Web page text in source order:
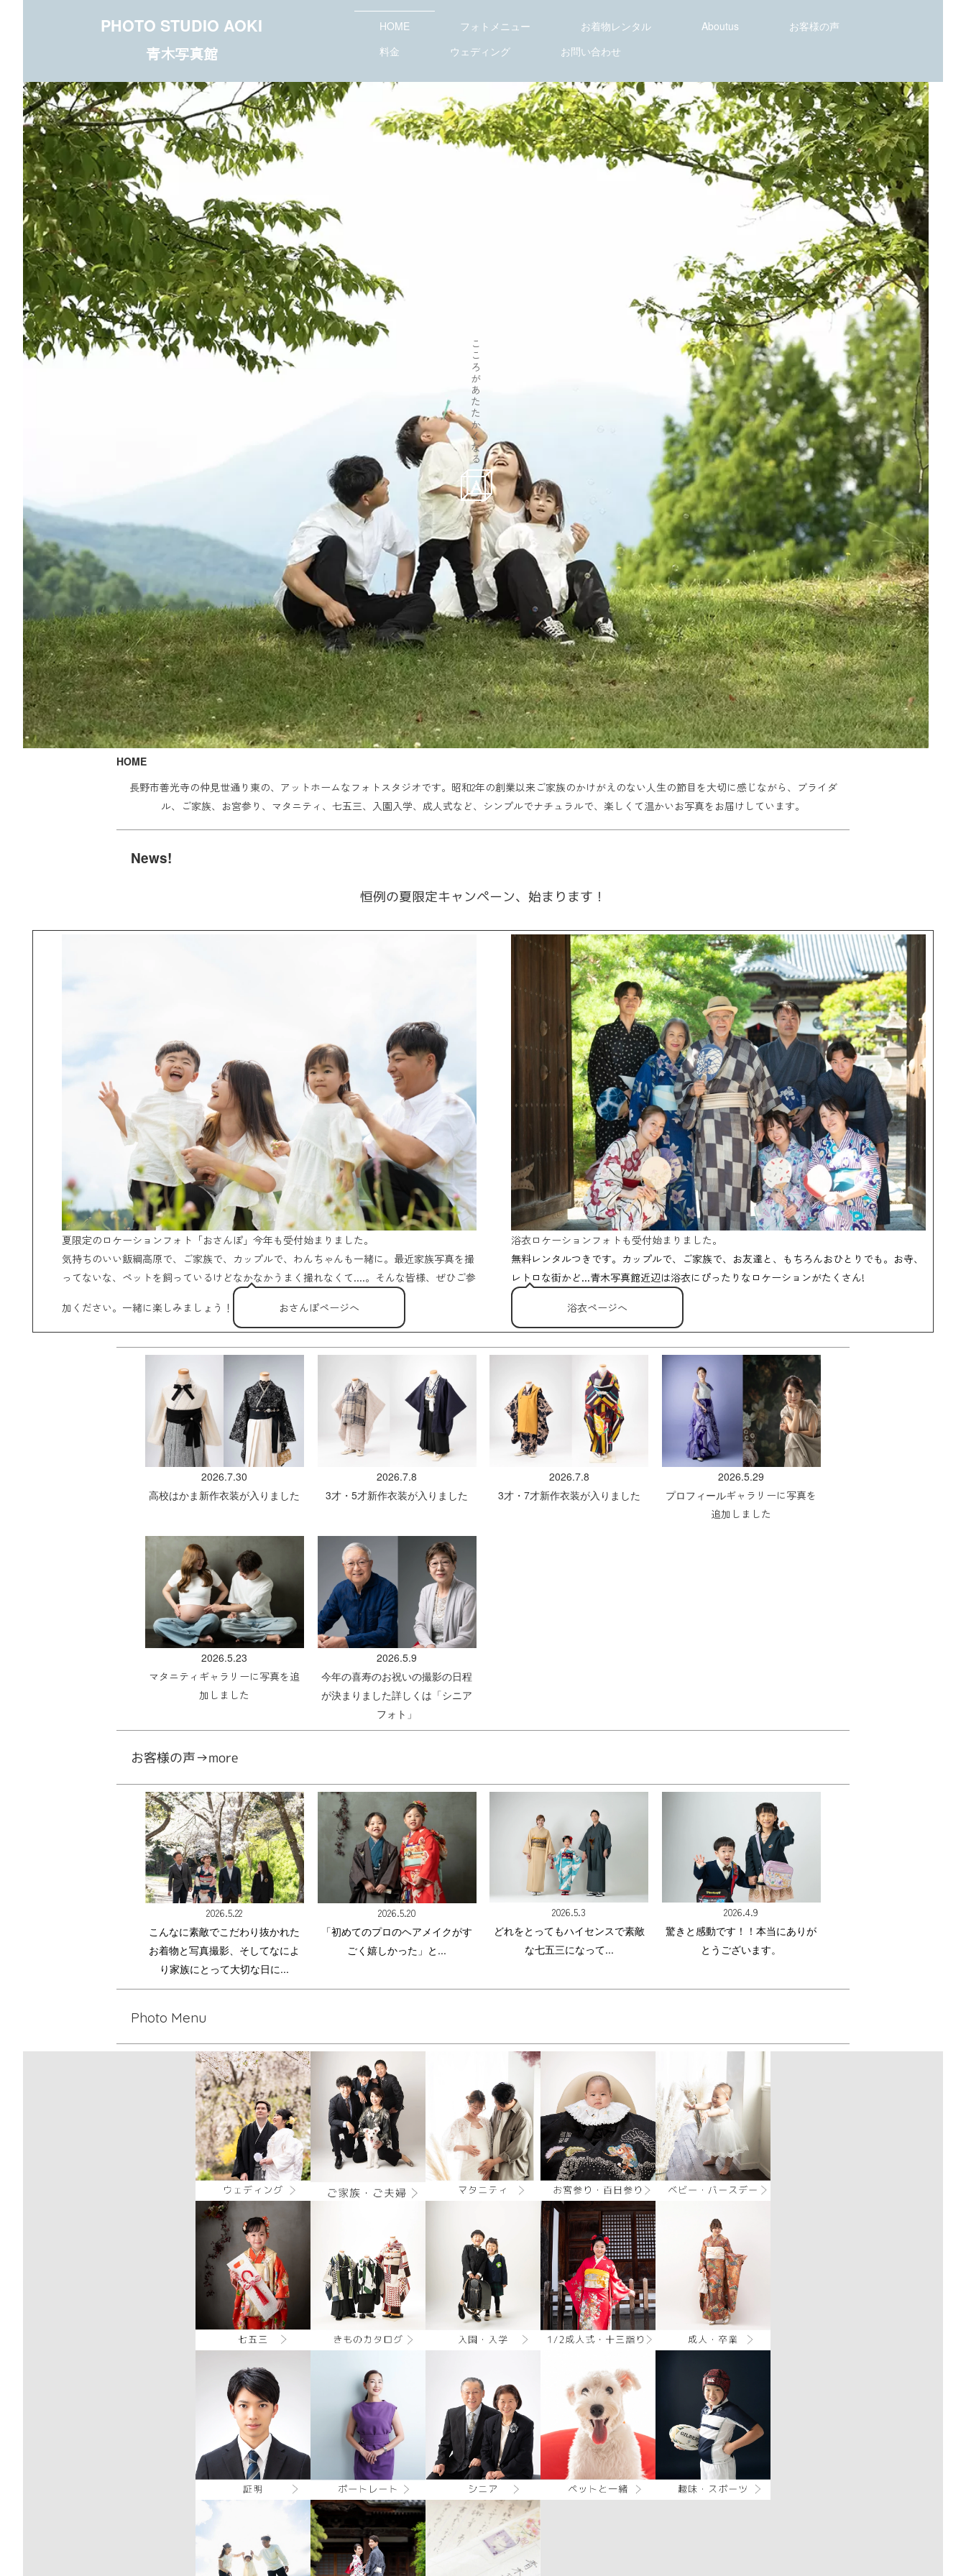
PHOTO STUDIO AOKI
青木写真館
HOME フォトメニュー お着物レンタル Aboutus
お客様の声
料金
ウェディング お問い合わせ
こ
こ
ろ
が
あ
た
た
か
く
な
る
HOME
長野市善光寺の仲見世通り東の、アットホームなフォトスタジオです。昭和2年の創業以来ご家族のかけがえのない人生の節目を大切に感じながら、ブライダ
ル、ご家族、お宮参り、マタニティ、七五三、入園入学、成人式など、シンプルでナチュラルで、楽しくて温かいお写真をお届けしています。
News!
恒例の夏限定キャンペーン、始まります！
夏限定のロケーションフォト「おさんぽ」今年も受付始まりました。
気持ちのいい飯綱高原で、ご家族で、カップルで、わんちゃんも一緒に。最近家族写真を撮
ってないな、ペットを飼っているけどなかなかうまく撮れなくて....。そんな皆様、ぜひご参
加ください。一緒に楽しみましょう！ おさんぽページへ
浴衣ロケーションフォトも受付始まりました。
無料レンタルつきです。カップルで、ご家族で、お友達と、もちろんおひとりでも。お寺、
レトロな街かど...青木写真館近辺は浴衣にぴったりなロケーションがたくさん!
浴衣ページへ
2026.7.30
高校はかま新作衣装が入りました
2026.7.8
3才・5才新作衣装が入りました
2026.7.8
3才・7才新作衣装が入りました
2026.5.29
プロフィールギャラリーに写真を
追加しました
2026.5.23
マタニティギャラリーに写真を追
加しました
2026.5.9
今年の喜寿のお祝いの撮影の日程
が決まりました詳しくは 「シニア
フォト」
お客様の声→more
2026.5.22
こんなに素敵でこだわり抜かれた
お着物と写真撮影、そしてなによ
り家族にとって大切な日に...
2026.5.20
「初めてのプロのヘアメイクがす
ごく嬉しかった」と...
2026.5.3
どれをとってもハイセンスで素敵
な七五三になって...
2026.4.9
驚きと感動です！！本当にありが
とうございます。
Photo Menu